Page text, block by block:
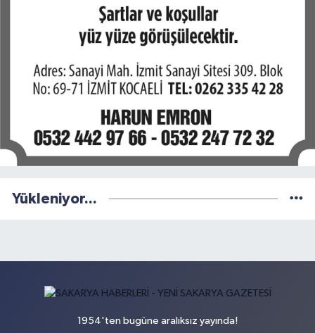
Yükleniyor...
1954'ten bugüne aralıksız yayında!